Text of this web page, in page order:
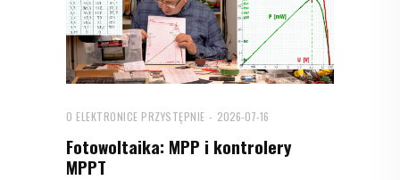
O ELEKTRONICE PRZYSTĘPNIE 2026-07-16
Fotowoltaika: MPP i kontrolery
MPPT